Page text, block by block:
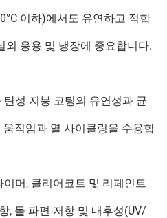
이하)에서도 유연하고 적합
외 응용 및 냉장에 중요합니다.
성 지붕 코팅의 유연성과 균
직임과 열 사이클링을 수용합
머, 클리어코트 및 리페인트
, 돌 파편 저항 및 내후성(UV/